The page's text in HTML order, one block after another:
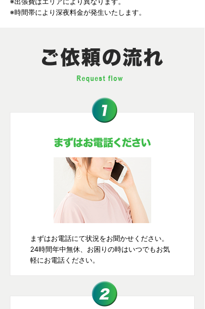
※時間帯により深夜料金が発生いたします。
まずはお電話にて状況をお聞かせください。
24時間年中無休、お困りの時はいつでもお気
軽にお電話ください。